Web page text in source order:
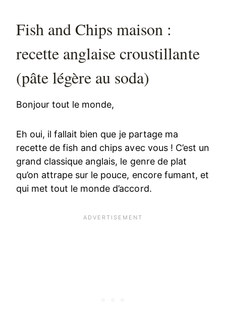
Fish and Chips maison :
recette anglaise croustillante
(pâte légère au soda)
Bonjour tout le monde,
Eh oui, il fallait bien que je partage ma
recette de fish and chips avec vous ! C’est un
grand classique anglais, le genre de plat
qu’on attrape sur le pouce, encore fumant, et
qui met tout le monde d’accord.